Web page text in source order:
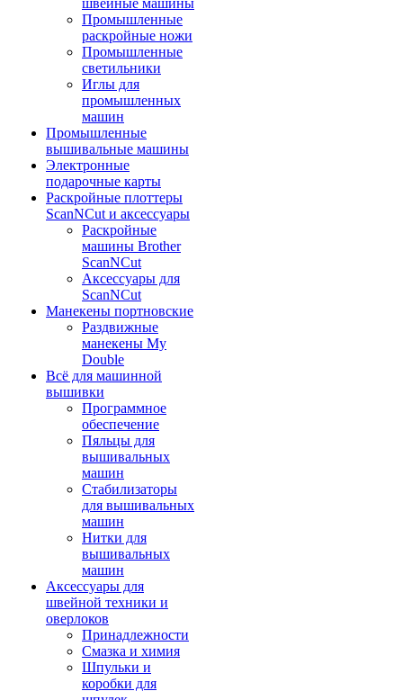
швейные машины
Промышленные
раскройные ножи
Промышленные
светильники
Иглы для
промышленных
машин
Промышленные
вышивальные машины
Электронные
подарочные карты
Раскройные плоттеры
ScanNCut и аксессуары
Раскройные
машины Brother
ScanNCut
Аксессуары для
ScanNCut
Манекены портновские
Раздвижные
манекены My
Double
Всё для машинной
вышивки
Программное
обеспечение
Пяльцы для
вышивальных
машин
Стабилизаторы
для вышивальных
машин
Нитки для
вышивальных
машин
Аксессуары для
швейной техники и
оверлоков
Принадлежности
Смазка и химия
Шпульки и
коробки для